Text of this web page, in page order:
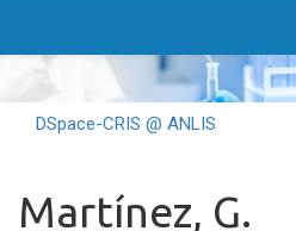
DSpace-CRIS @ ANLIS
Martínez, G.